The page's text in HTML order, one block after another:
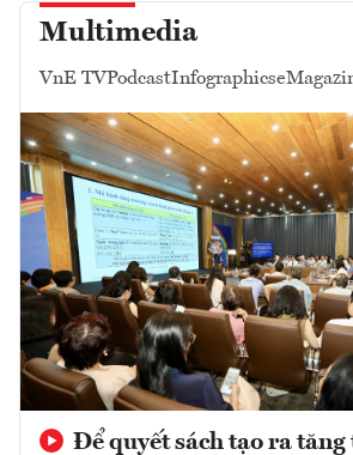
Multimedia
VnE TVPodcastInfographics
Để quyết sách tạo ra